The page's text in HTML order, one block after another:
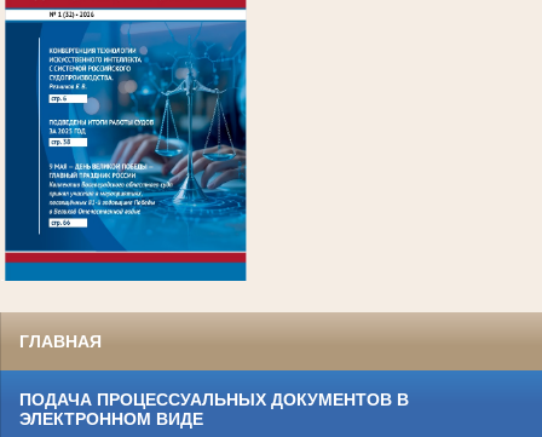
ГЛАВНАЯ
ПОДАЧА ПРОЦЕССУАЛЬНЫХ ДОКУМЕНТОВ В
ЭЛЕКТРОННОМ ВИДЕ